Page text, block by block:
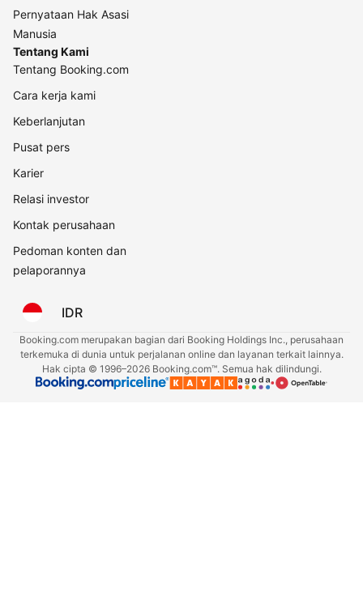
Pernyataan Hak Asasi
Manusia
Tentang Kami
Tentang Booking.com
Cara kerja kami
Keberlanjutan
Pusat pers
Karier
Relasi investor
Kontak perusahaan
Pedoman konten dan
pelaporannya
IDR
Booking.com merupakan bagian dari Booking Holdings Inc., perusahaan
terkemuka di dunia untuk perjalanan online dan layanan terkait lainnya.
Hak cipta © 1996–2026 Booking.com™. Semua hak dilindungi.